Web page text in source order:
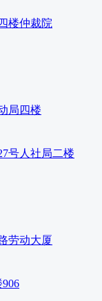
楼仲裁院
局四楼
号人社局二楼
劳动大厦